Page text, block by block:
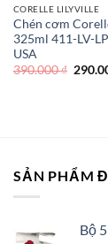
CORELLE LILYVILLE
Chén cơm
325ml 411-LV-
USA
390.000₫ Giá
SẢN PHẨM
Bộ